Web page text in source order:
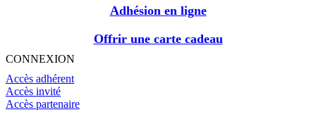
Adhésion en ligne
Offrir une carte cadeau
CONNEXION
Accès adhérent
Accès invité
Accès partenaire